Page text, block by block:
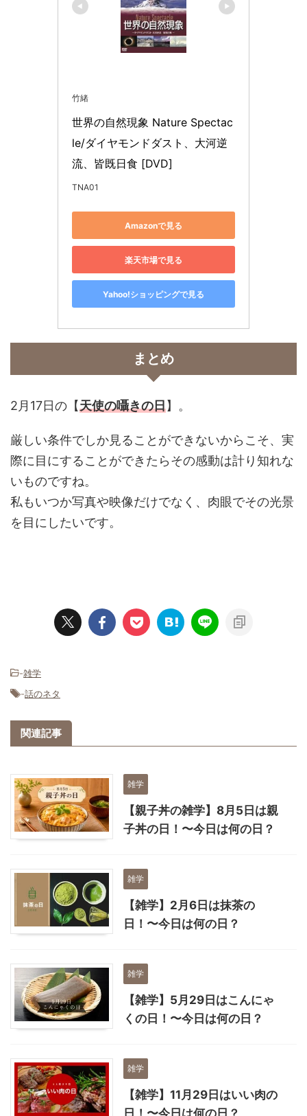
竹緒
世界の自然現象 Nature Spectac
le/ダイヤモンドダスト、大河逆
流、皆既日食 [DVD]
TNA01
Amazonで見る
楽天市場で見る
Yahoo!ショッピングで見る
まとめ
2月17日の 【天使の囁きの日】。
厳しい条件でしか見ることができないからこそ、実
際に目にすることができたらその感動は計り知れな
いものですね。
私もいつか写真や映像だけでなく、肉眼でその光景
を目にしたいです。
-雑学
-話のネタ
関連記事
雑学
【親子丼の雑学】8月5日は親
子丼の日！〜今日は何の日？
雑学
【雑学】2月6日は抹茶の
日！〜今日は何の日？
雑学
【雑学】5月29日はこんにゃ
くの日！〜今日は何の日？
雑学
【雑学】11月29日はいい肉の
日！〜今日は何の日？